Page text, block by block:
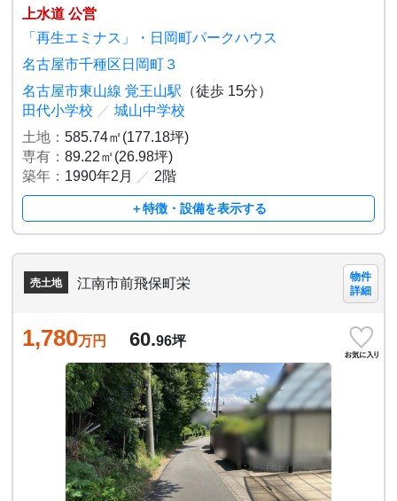
上水道 公営
「再生エミナス」・日岡町パークハウス
名古屋市千種区日岡町３
名古屋市東山線 覚王山駅 （徒歩 15分）
田代小学校 ／ 城山中学校
土地：585.74㎡(177.18坪)
専有：89.22㎡(26.98坪)
築年： 1990年2月 ／ 2階
＋特徴・設備を表示する
売土地 江南市前飛保町栄
物件
詳細
1,780万円 60.96坪